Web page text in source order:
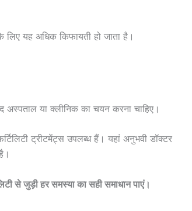
यह अधिक किफायती हो जाता है।
या क्लीनिक का चयन करना चाहिए।
ट्रीटमेंट्स उपलब्ध हैं। यहां अनुभवी डॉक्टर
से जुड़ी हर समस्या का सही समाधान पाएं।